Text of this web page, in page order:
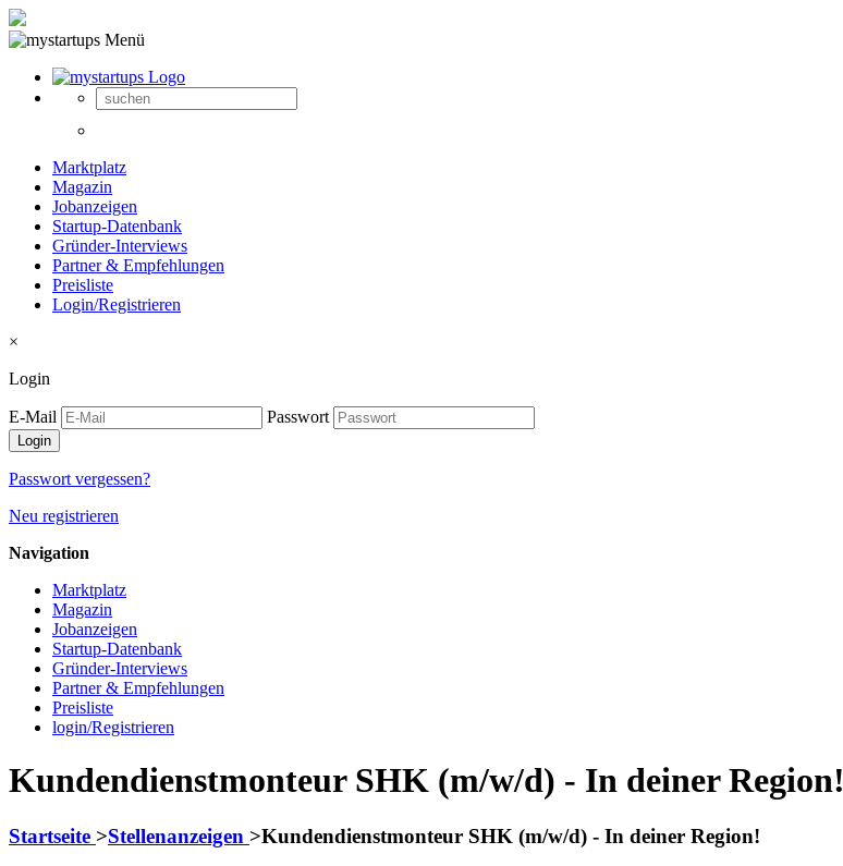
Marktplatz
Magazin
Jobanzeigen
Startup-Datenbank
Gründer-Interviews
Partner & Empfehlungen
Preisliste
Login/Registrieren
×
Login
E-Mail Passwort
Passwort vergessen?
Neu registrieren
Navigation
Marktplatz
Magazin
Jobanzeigen
Startup-Datenbank
Gründer-Interviews
Partner & Empfehlungen
Preisliste
login/Registrieren
Kundendienstmonteur SHK (m/w/d) - In deiner Region!
Startseite >Stellenanzeigen >Kundendienstmonteur SHK (m/w/d) - In deiner Region!